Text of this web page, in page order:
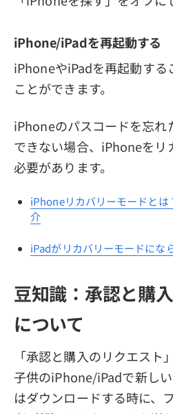
iPhone/iPadを再起動する
iPhoneやiPadを再起動する
ことができます。
iPhoneのパスコードを忘れ
できない場合、iPhoneをリ
必要があります。
iPhoneリカバリーモードとは
介
iPadがリカバリーモードにな
豆知識：承認と購
について
「承認と購入のリクエスト
子供のiPhone/iPadで新し
はダウンロードする時に、